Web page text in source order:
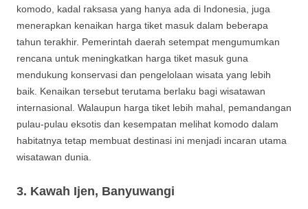
komodo, kadal raksasa yang hanya ada di Indonesia, juga
menerapkan kenaikan harga tiket masuk dalam beberapa
tahun terakhir. Pemerintah daerah setempat mengumumkan
rencana untuk meningkatkan harga tiket masuk guna
mendukung konservasi dan pengelolaan wisata yang lebih
baik. Kenaikan tersebut terutama berlaku bagi wisatawan
internasional. Walaupun harga tiket lebih mahal, pemandangan
pulau-pulau eksotis dan kesempatan melihat komodo dalam
habitatnya tetap membuat destinasi ini menjadi incaran utama
wisatawan dunia.
3. Kawah Ijen, Banyuwangi